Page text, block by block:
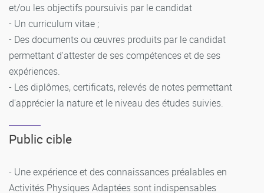
et/ou les objectifs poursuivis par le candidat
- Un curriculum vitae ;
- Des documents ou œuvres produits par le candidat
permettant d'attester de ses compétences et de ses
expériences.
- Les diplômes, certificats, relevés de notes permettant
d'apprécier la nature et le niveau des études suivies.
Public cible
- Une expérience et des connaissances préalables en
Activités Physiques Adaptées sont indispensables